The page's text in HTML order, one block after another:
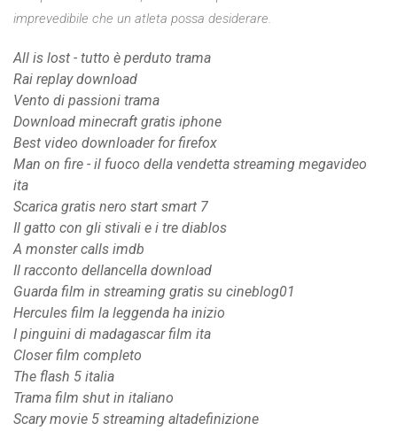
imprevedibile che un atleta possa desiderare.
All is lost - tutto è perduto trama
Rai replay download
Vento di passioni trama
Download minecraft gratis iphone
Best video downloader for firefox
Man on fire - il fuoco della vendetta streaming megavideo
ita
Scarica gratis nero start smart 7
Il gatto con gli stivali e i tre diablos
A monster calls imdb
Il racconto dellancella download
Guarda film in streaming gratis su cineblog01
Hercules film la leggenda ha inizio
I pinguini di madagascar film ita
Closer film completo
The flash 5 italia
Trama film shut in italiano
Scary movie 5 streaming altadefinizione